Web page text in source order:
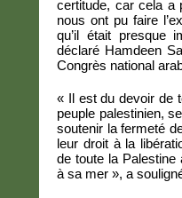
certitude, car cela a
nous ont pu faire
qu’il était presque
déclaré Hamdeen
Congrès national
« Il est du devoir de
peuple palestinien,
soutenir la fermeté
leur droit à la
de toute la
à sa mer », a